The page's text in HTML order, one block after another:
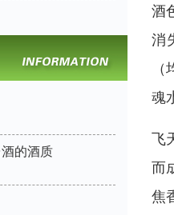
的酒质
酒
消
魂
飞
而
焦